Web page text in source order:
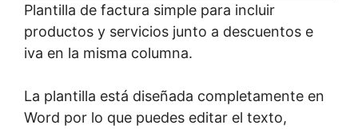
Plantilla de factura simple para incluir
productos y servicios junto a descuentos e
iva en la misma columna.
La plantilla está diseñada completamente en
Word por lo que puedes editar el texto,